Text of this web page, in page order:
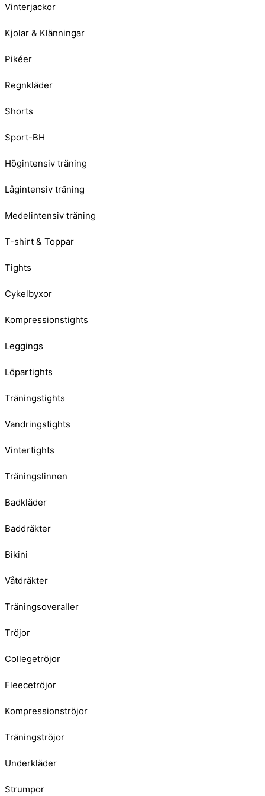
Vinterjackor
Kjolar & Klänningar
Pikéer
Regnkläder
Shorts
Sport-BH
Högintensiv träning
Lågintensiv träning
Medelintensiv träning
T-shirt & Toppar
Tights
Cykelbyxor
Kompressionstights
Leggings
Löpartights
Träningstights
Vandringstights
Vintertights
Träningslinnen
Badkläder
Baddräkter
Bikini
Våtdräkter
Träningsoveraller
Tröjor
Collegetröjor
Fleecetröjor
Kompressionströjor
Träningströjor
Underkläder
Strumpor